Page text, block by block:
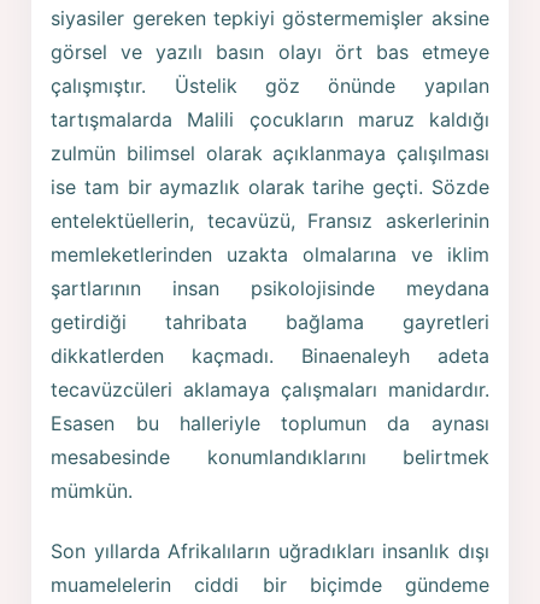
siyasiler gereken tepkiyi göstermemişler aksine
görsel ve yazılı basın olayı ört bas etmeye
çalışmıştır. Üstelik göz önünde yapılan
tartışmalarda Malili çocukların maruz kaldığı
zulmün bilimsel olarak açıklanmaya çalışılması
ise tam bir aymazlık olarak tarihe geçti. Sözde
entelektüellerin, tecavüzü, Fransız askerlerinin
memleketlerinden uzakta olmalarına ve iklim
şartlarının insan psikolojisinde meydana
getirdiği tahribata bağlama gayretleri
dikkatlerden kaçmadı. Binaenaleyh adeta
tecavüzcüleri aklamaya çalışmaları manidardır.
Esasen bu halleriyle toplumun da aynası
mesabesinde konumlandıklarını belirtmek
mümkün.
Son yıllarda Afrikalıların uğradıkları insanlık dışı
muamelelerin ciddi bir biçimde gündeme